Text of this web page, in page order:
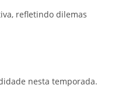
refletindo dilemas
nesta temporada.